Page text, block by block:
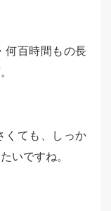
何百時間もの長
くても、しっか
いですね。